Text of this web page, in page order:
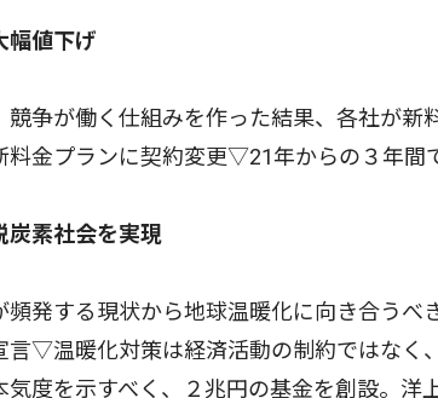
幅値下げ
争が働く仕組みを作った結果、各社が新
料金プランに契約変更▽21年からの３年
炭素社会を実現
発する現状から地球温暖化に向き合うべ
言▽温暖化対策は経済活動の制約ではなく
度を示すべく、２兆円の基金を創設。洋